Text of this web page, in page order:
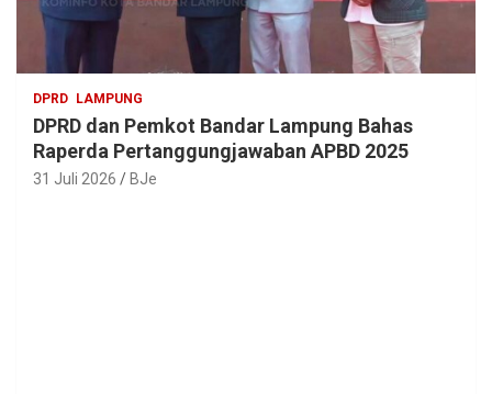
DPRD LAMPUNG
DPRD dan Pemkot Bandar Lampung Bahas
Raperda Pertanggungjawaban APBD 2025
31 Juli 2026 BJe